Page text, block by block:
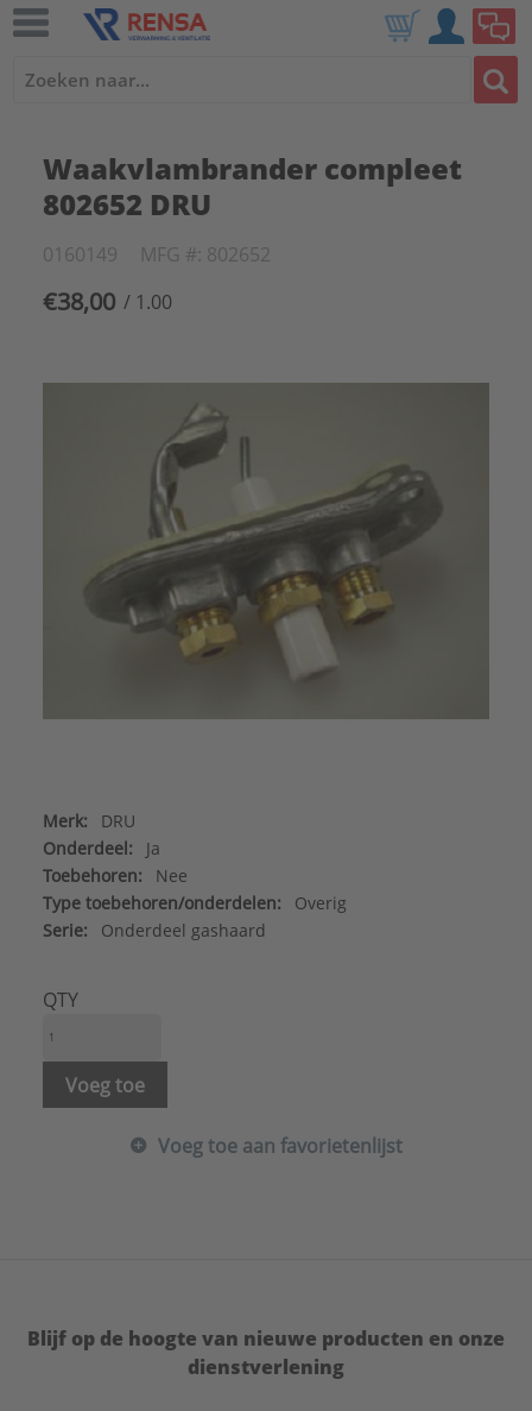
Waakvlambrander compleet
802652 DRU
0160149 MFG #: 802652
€38,00 / 1.00
Merk:
DRU
Onderdeel:
Ja
Toebehoren:
Nee
Type toebehoren/onderdelen:
Overig
Serie:
Onderdeel gashaard
QTY
Voeg toe
Voeg toe aan favorietenlijst
Blijf op de hoogte van nieuwe producten en onze
dienstverlening